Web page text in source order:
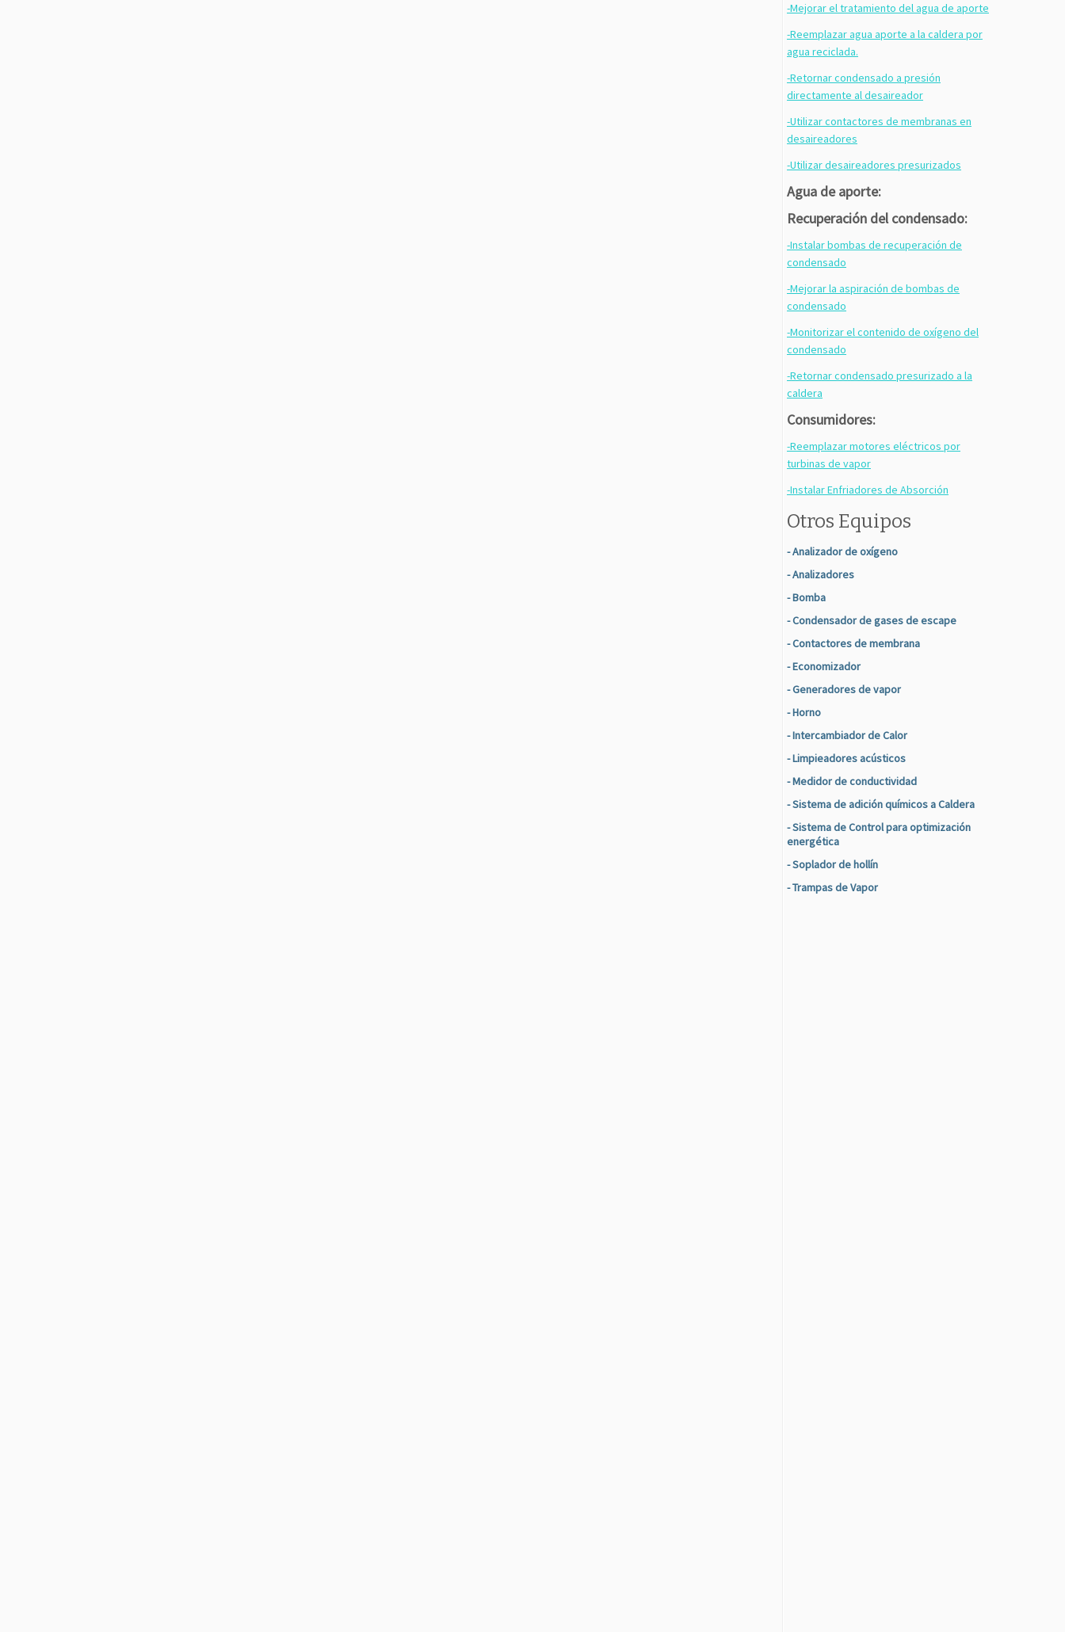
-Mejorar el tratamiento del agua de aporte
-Reemplazar agua aporte a la caldera por
agua reciclada.
-Retornar condensado a presión
directamente al desaireador
-Utilizar contactores de membranas en
desaireadores
-Utilizar desaireadores presurizados
Agua de aporte:
Recuperación del condensado:
-Instalar bombas de recuperación de
condensado
-Mejorar la aspiración de bombas de
condensado
-Monitorizar el contenido de oxígeno del
condensado
-Retornar condensado presurizado a la
caldera
Consumidores:
-Reemplazar motores eléctricos por
turbinas de vapor
-Instalar Enfriadores de Absorción
Otros Equipos
- Analizador de oxígeno
- Analizadores
- Bomba
- Condensador de gases de escape
- Contactores de membrana
- Economizador
- Generadores de vapor
- Horno
- Intercambiador de Calor
- Limpieadores acústicos
- Medidor de conductividad
- Sistema de adición químicos a Caldera
- Sistema de Control para optimización
energética
- Soplador de hollín
- Trampas de Vapor